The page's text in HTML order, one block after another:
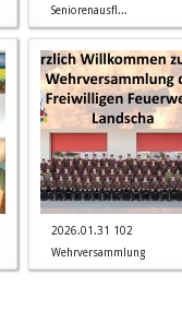
Seniorenausfl...
2026.01.31 102
Wehrversammlung